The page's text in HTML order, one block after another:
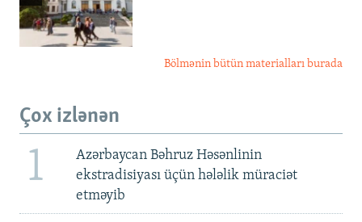
Bölmənin bütün materialları burada
Çox izlənən
1
Azərbaycan Bəhruz Həsənlinin
ekstradisiyası üçün hələlik müraciət
etməyib